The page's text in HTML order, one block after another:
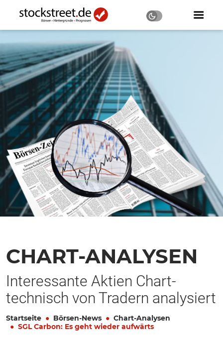
CHART-ANALYSEN
Interessante Aktien Chart-
technisch von Tradern analysiert
Startseite Börsen-News
Chart-Analysen
SGL Carbon: Es geht wieder aufwärts